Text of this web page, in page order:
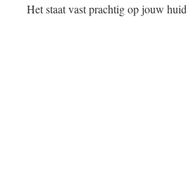
Het staat vast prachtig op jouw